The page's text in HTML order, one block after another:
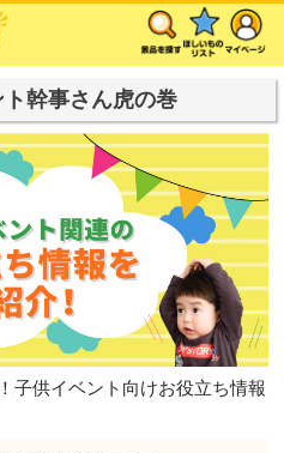
幹事さん虎の巻
子供イベント向けお役立ち情報